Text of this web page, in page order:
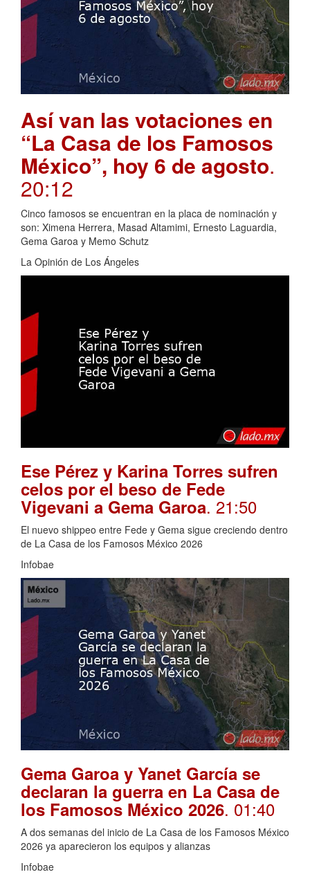
Así van las votaciones en
“La Casa de los Famosos
México”, hoy 6 de agosto.
20:12
Cinco famosos se encuentran en la placa de nominación y
son: Ximena Herrera, Masad Altamimi, Ernesto Laguardia,
Gema Garoa y Memo Schutz
La Opinión de Los Ángeles
Ese Pérez y Karina Torres sufren
celos por el beso de Fede
Vigevani a Gema Garoa. 21:50
El nuevo shippeo entre Fede y Gema sigue creciendo dentro
de La Casa de los Famosos México 2026
Infobae
Gema Garoa y Yanet García se
declaran la guerra en La Casa de
los Famosos México 2026. 01:40
A dos semanas del inicio de La Casa de los Famosos México
2026 ya aparecieron los equipos y alianzas
Infobae